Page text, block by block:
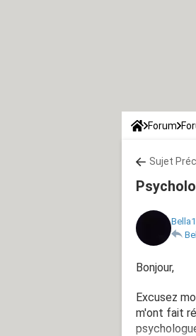
Forum
Sujet
Bonjour,
Excusez
m'ont fait